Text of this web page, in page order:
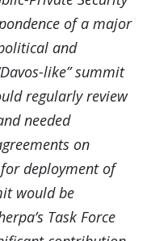
of a major
and
like” summit
regularly review
needed
on
deployment of
would be
Task Force